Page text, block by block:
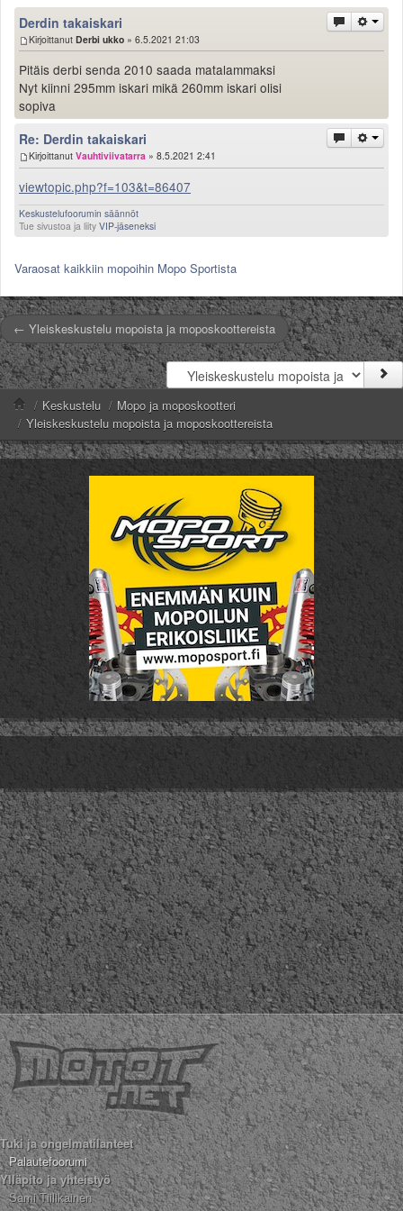
Säännöt ja ohjeet
Uudet ajoneuvot
Uudet videot
Uudet kommentit
MYYDÄÄN
Haku
Ohjeet
Ajoneuvot
Osat
TIETOPANKKI
MP15 kuvia
MP13 kuvia
ACS 2015 kuvia
Lisää uusi tapahtuma
UUTISET
SÄÄ
Valitse paikkakunta
Helsingin sää
Tampereen sää
Rovaniemen sää
VIP-jäsenyys
Paidat ja vaatteet
Suunnittele oma paita
Mainostus
Palaute
Kevytversio
Derdin takaiskari
Kirjoittanut Derbi ukko » 6.5.2021 21:03
Pitäis derbi senda 2010 saada matalammaksi
Nyt kiinni 295mm iskari mikä 260mm iskari olisi
sopiva
Re: Derdin takaiskari
Kirjoittanut Vauhtiviivatarra » 8.5.2021 2:41
viewtopic.php?f=103&t=86407
Keskustelufoorumin säännöt
Tue sivustoa ja liity VIP-jäseneksi
Varaosat kaikkiin mopoihin Mopo Sportista
← Yleiskeskustelu mopoista ja moposkoottereista
/ Keskustelu / Mopo ja moposkootteri
/ Yleiskeskustelu mopoista ja moposkoottereista
Tuki ja ongelmatilanteet
Palautefoorumi
Ylläpito ja yhteistyö
Sami Tiilikainen